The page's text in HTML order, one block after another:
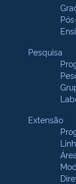
Pesquisa
Extensão